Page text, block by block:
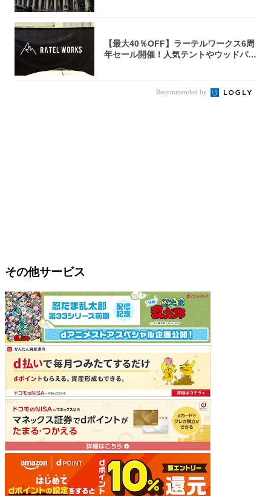
【最大40％OFF】ラーテルワークス6周
年セール開催！人気テントやウッドパネ
Recommended by
その他サービス